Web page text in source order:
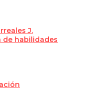
J.
de habilidades